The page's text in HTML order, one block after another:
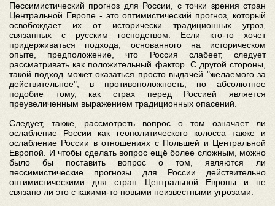
Пессимистический прогноз для России, с точки зрения стран
Центральной Европе - это оптимистический прогноз, который
освобождает их от исторически традиционных угроз,
связанных с русским господством. Если кто-то хочет
придерживаться подхода, основанного на историческом
опыте, предположение, что Россия слабеет, следует
рассматривать как положительный фактор. С другой стороны,
такой подход может оказаться просто выдачей "желаемого за
действительное", в противоположность, но абсолютное
подобие тому, как страх перед Россией является
преувеличенным выражением традиционных опасений.
Следует, также, рассмотреть вопрос о том означает ли
ослабление России как геополитического колосса также и
ослабление России в отношениях с Польшей и Центральной
Европой. И чтобы сделать вопрос ещё более сложным, можно
было бы поставить вопрос о том, являются ли
пессимистические прогнозы для России действительно
оптимистическими для стран Центральной Европы и не
связано ли это с какими-то новыми неизвестными угрозами.